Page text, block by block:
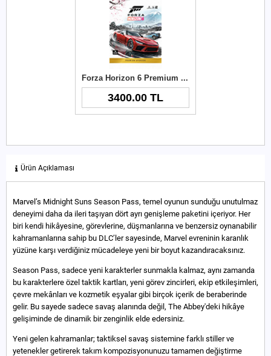
Forza Horizon 6 Premium Upgrade Xbox Key
3400.00 TL
Ürün Açıklaması
Marvel’s Midnight Suns Season Pass, temel oyunun sunduğu unutulmaz
deneyimi daha da ileri taşıyan dört ayrı genişleme paketini içeriyor. Her
biri kendi hikâyesine, görevlerine, düşmanlarına ve benzersiz oynanabilir
kahramanlarına sahip bu DLC’ler sayesinde, Marvel evreninin karanlık
yüzüne karşı verdiğiniz mücadeleye yeni bir boyut kazandıracaksınız.
Season Pass, sadece yeni karakterler sunmakla kalmaz, aynı zamanda
bu karakterlere özel taktik kartları, yeni görev zincirleri, ekip etkileşimleri,
çevre mekânları ve kozmetik eşyalar gibi birçok içerik de beraberinde
gelir. Bu sayede sadece savaş alanında değil, The Abbey'deki hikâye
gelişiminde de dinamik bir zenginlik elde edersiniz.
Yeni gelen kahramanlar; taktiksel savaş sistemine farklı stiller ve
yetenekler getirerek takım kompozisyonunuzu tamamen değiştirme